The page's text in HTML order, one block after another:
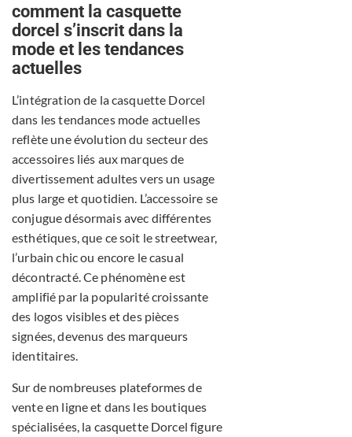
comment la casquette
dorcel s’inscrit dans la
mode et les tendances
actuelles
L’intégration de la casquette Dorcel
dans les tendances mode actuelles
reflète une évolution du secteur des
accessoires liés aux marques de
divertissement adultes vers un usage
plus large et quotidien. L’accessoire se
conjugue désormais avec différentes
esthétiques, que ce soit le streetwear,
l’urbain chic ou encore le casual
décontracté. Ce phénomène est
amplifié par la popularité croissante
des logos visibles et des pièces
signées, devenus des marqueurs
identitaires.
Sur de nombreuses plateformes de
vente en ligne et dans les boutiques
spécialisées, la casquette Dorcel figure